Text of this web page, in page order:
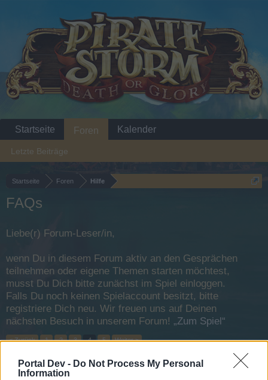
Portal Dev - Do Not Process My Personal
Information
Startseite Foren Hilfe
FAQs
Liebe(r) Forum-Leser/in,
wenn Du in diesem Forum aktiv an den Gesprächen
teilnehmen oder eigene Themen starten möchtest,
musst Du Dich bitte zunächst im Spiel einloggen.
Falls Du noch keinen Spielaccount besitzt, bitte
registriere Dich neu. Wir freuen uns auf Deinen
nächsten Besuch in unserem Forum! „Zum Spiel“
< Zurück 1 2 3 4 5 Weiter >
Titel Letzter Beitrag
Startseite Foren
Letzte Beiträge
Kalender